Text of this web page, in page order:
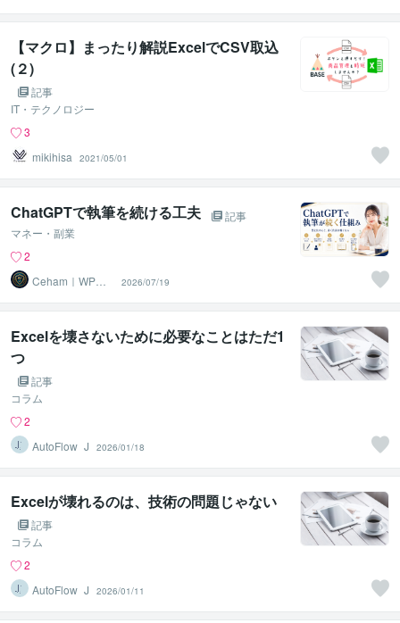
【マクロ】まったり解説ExcelでCSV取込
(２)
記事
IT・テクノロジー
3
mikihisa
2021/05/01
ChatGPTで執筆を続ける工夫
記事
マネー・副業
2
Ceham｜WP運
用×AI活用
2026/07/19
Excelを壊さないために必要なことはただ1
つ
記事
コラム
2
AutoFlow_J
2026/01/18
Excelが壊れるのは、技術の問題じゃない
記事
コラム
2
AutoFlow_J
2026/01/11